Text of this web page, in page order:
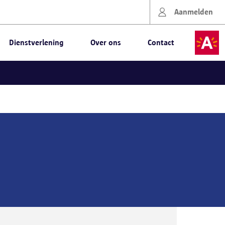
Aanmelden
Dienstverlening Over ons Contact